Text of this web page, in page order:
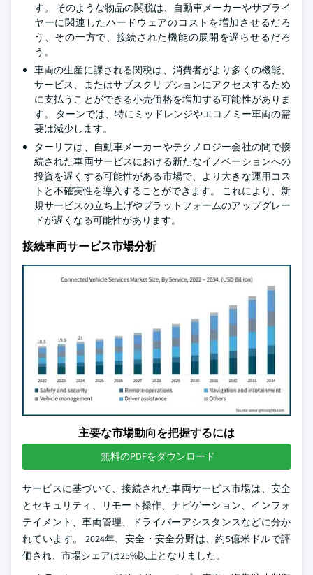
す。 そのような物品の関税は、自動車メーカーやサプライ
ヤーに関連したハードウェアのコストを増加させるだろ
う、その一方で、接続された機能の展開を遅らせるだろ
う。
車両の生産に課される関税は、消費者がより多くの機能、
サービス、またはサブスクリプションにアクセスするため
に支払うことができる小売価格を増加する可能性がありま
す。 ターンでは、特にミッドレンジやエコノミー車両の需
要は減少します。
ターリフは、自動車メーカーやテクノロジー会社の間で接
続された車両サービスにおける新たなイノベーションへの
投資を遅くする可能性がある市場で、より大きな運用コス
トと不確実性を導入することができます。 これにより、新
規サービスの立ち上げやプラットフォームのアップグレー
ドが遅くなる可能性があります。
接続車両サービス市場分析
主要な市場動向を把握するには
無料のPDFをダウンロード
サービスに基づいて、接続された車両サービス市場は、安全
とセキュリティ、リモート操作、ナビゲーション、インフォ
テイメント、車両管理、ドライバーアシスタンスなどに分か
れています。 2024年、安全・安全分野は、約5億米ドルで評
価され、市場シェアは25%以上となりました。